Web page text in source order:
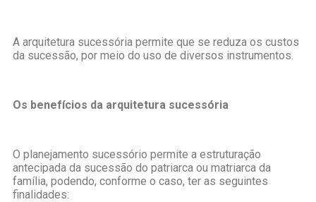
A arquitetura sucessória permite que se reduza os custos
da sucessão, por meio do uso de diversos instrumentos.
Os benefícios da arquitetura sucessória
O planejamento sucessório permite a estruturação
antecipada da sucessão do patriarca ou matriarca da
família, podendo, conforme o caso, ter as seguintes
finalidades: